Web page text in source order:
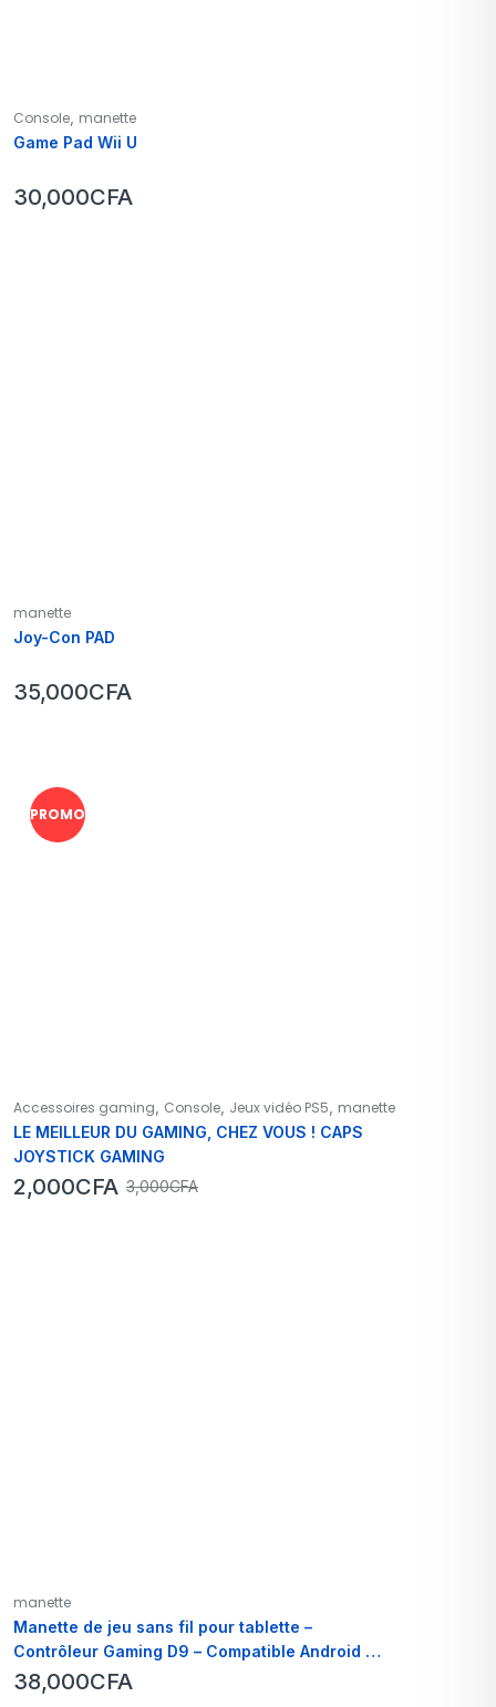
Console, manette
Game Pad Wii U
30,000CFA
manette
Joy-Con PAD
35,000CFA
PROMO !
Accessoires gaming, Console, Jeux vidéo PS5, manette
LE MEILLEUR DU GAMING, CHEZ VOUS ! CAPS
JOYSTICK GAMING
3,000CFA
2,000CFA
manette
Manette de jeu sans fil pour tablette –
Contrôleur Gaming D9 – Compatible Android et
Windows
38,000CFA